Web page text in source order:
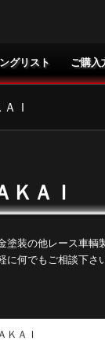
グリスト ご購入
Ｉ
ＫＡＩ
塗装の他レース車
何でもご相談下さ
ＫＡＩ